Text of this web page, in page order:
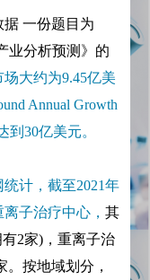
一份题目为
业分析预测》的
大约为9.45亿美
Annual Growth
到30亿美元。
计，截至2021年
离子治疗中心，其
2家)，重离子治
按地域划分，